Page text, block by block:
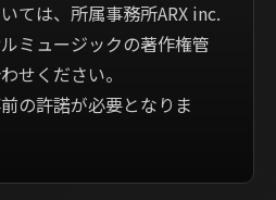
ては、所属事務所ARX inc.
ミュージックの著作権管
せください。
の許諾が必要となりま